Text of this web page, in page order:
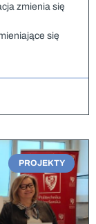
zmienia się
się
PROJEKTY